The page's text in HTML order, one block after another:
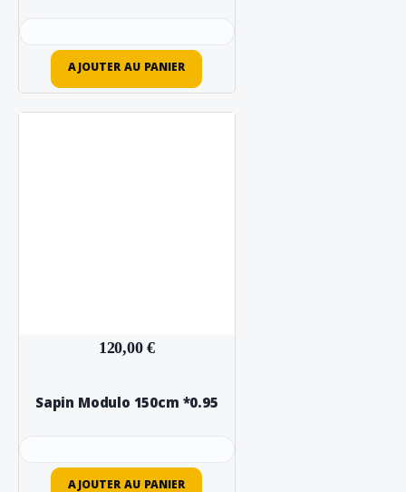
AJOUTER AU PANIER
120,00 €
Sapin Modulo 150cm *0.95
AJOUTER AU PANIER